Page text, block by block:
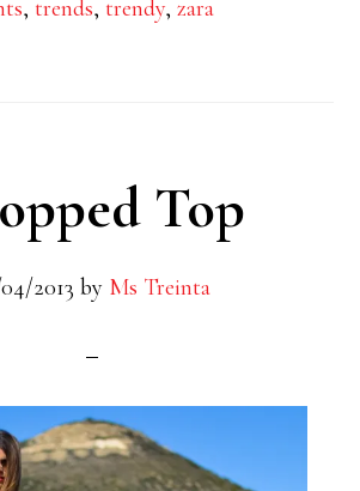
, trends, trendy,zara
Top
2013 by Ms Treinta